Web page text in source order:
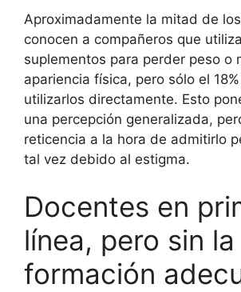
Aproximadamente la mitad de
conocen a compañeros que
suplementos para perder peso o
apariencia física, pero sólo el
utilizarlos directamente. Esto
una percepción generalizada,
reticencia a la hora de admitirlo
tal vez debido al estigma.
Docentes en
línea, pero sin la
formación